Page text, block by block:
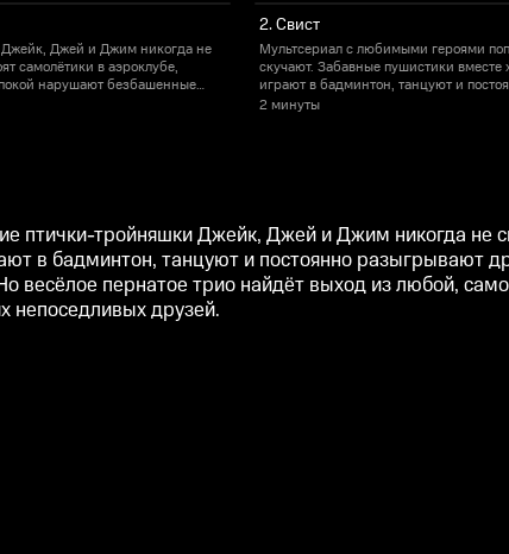
Джей и Джим никогда не
самолётики в аэроклубе,
нарушают безбашенные
найдёт выход из любой, самой
2. Свист
Мультсериал с любимыми героями
скучают. Забавные пушистики вместе
играют в бадминтон, танцуют и
малыши-птенцы: сиреневый Уилл и
2 минуты
птички-тройняшки Джейк, Джей и Джим никогда не
в бадминтон, танцуют и постоянно разыгрывают
пернатое трио найдёт выход из любой,
непоседливых друзей.